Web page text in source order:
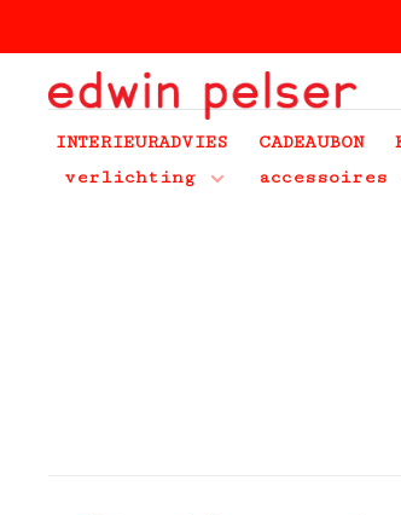
INTERIEURADVIES CADEAUBON
verlichting
accessoires